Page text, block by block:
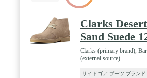
Clarks
Sand Suede
Clarks (primary brand),
(external source)
サイドゴア ブーツ ブランド